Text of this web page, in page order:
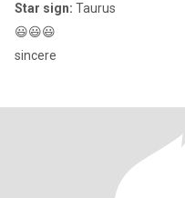
Star sign: Taurus
😃😃😃
sincere